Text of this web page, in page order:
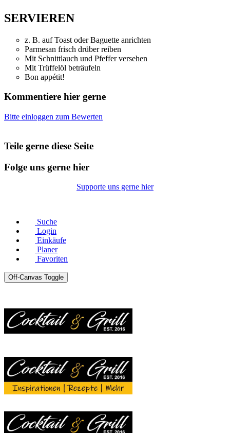
SERVIEREN
z. B. auf Toast oder Baguette anrichten
Parmesan frisch drüber reiben
Mit Schnittlauch und Pfeffer versehen
Mit Trüffelöl beträufeln
Bon appétit!
Kommentiere hier gerne
Bitte einloggen zum Bewerten
Teile gerne diese Seite
Folge uns gerne hier
Supporte uns gerne hier
Suche
Login
Einkäufe
Planer
Favoriten
Off-Canvas Toggle